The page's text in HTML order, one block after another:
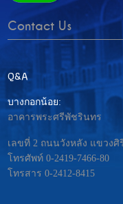
Contact Us
Q&A
บางกอกน้อย:
อาคารพระศรีพัชรินทร
เลขที่ 2 ถนนวังหลัง แขวงศิ
โทรศัพท์ 0-2419-7466-80
โทรสาร 0-2412-8415